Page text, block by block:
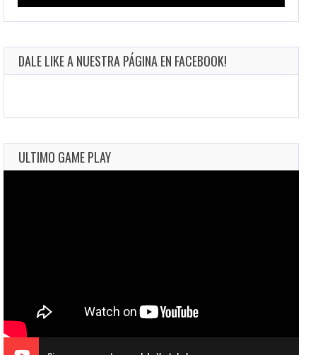
DALE LIKE A NUESTRA PÁGINA EN FACEBOOK!
ULTIMO GAME PLAY